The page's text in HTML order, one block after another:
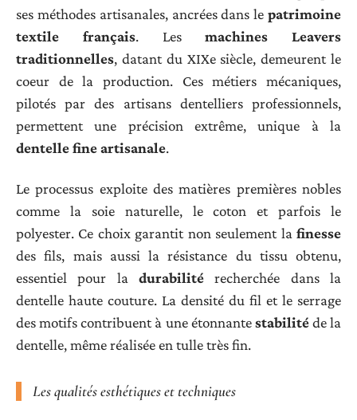
ses méthodes artisanales, ancrées dans le patrimoine
textile français. Lesmachines Leavers
traditionnelles, datant du XIXe siècle, demeurent le
coeur de la production. Ces métiers mécaniques,
pilotés par des artisans dentelliers professionnels,
permettent une précision extrême, unique à la
dentelle fine artisanale.
Le processus exploite des matières premières nobles
comme la soie naturelle, le coton et parfois le
polyester. Ce choix garantit non seulement la finesse
des fils, mais aussi la résistance du tissu obtenu,
essentiel pour la durabilité recherchée dans la
dentelle haute couture. La densité du fil et le serrage
des motifs contribuent à une étonnantestabilitéde la
dentelle, même réalisée en tulle très fin.
Les qualités esthétiques et techniques